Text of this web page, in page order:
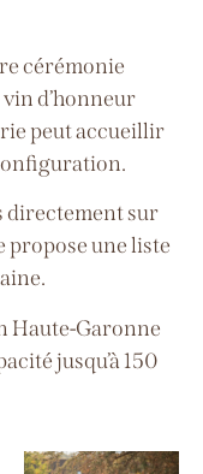
cérémonie
d’honneur
peut accueillir
directement sur
propose une liste
Haute-Garonne
jusqu’à 150